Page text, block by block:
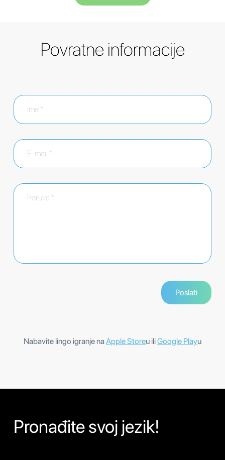
Povratne informacije
Nabavite lingo igranje naApple Storeu iliGoogle Playu
Pronađite svoj jezik!